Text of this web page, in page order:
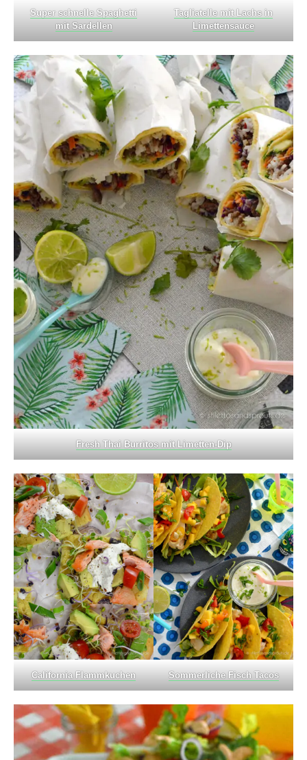
Super schnelle Spaghetti
mit Sardellen
Tagliatelle mit Lachs in
Limettensauce
Fresh Thai Burritos mit Limetten-Dip
California Flammkuchen Sommerliche Fisch Tacos